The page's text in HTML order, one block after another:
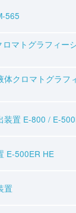
565
マトグラフィー
体クロマトグラフ
装置 E-800 / E-
E-500ER HE
置